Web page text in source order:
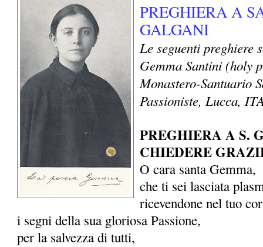
PREGHIERA A
GALGANI
Le seguenti preghiere
Gemma Santini (holy
Monastero-Santuario
Passioniste, Lucca,
PREGHIERA A S.
CHIEDERE
O cara santa Gemma,
che ti sei lasciata
ricevendone nel tuo
i segni della sua gloriosa Passione,
per la salvezza di tutti,